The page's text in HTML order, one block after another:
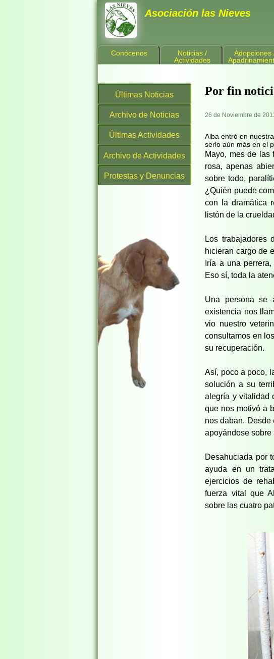
Asociación las Nieves
Conócenos
Noticias /
Actividades
Adopciones
Últimas Noticias
Archivo de Noticias
Últimas Actividades
Archivo de Actividades
Protestas y Denuncias
Por fin
26 de Noviembre de 2011
Alba entró en
serlo aún más en el
Mayo, mes de las
rosa, apenas
sobre todo,
¿Quién puede
con la dramática
listón de la
Los trabajadores
hicieran cargo de
Iría a una
Eso sí, toda la
Una persona se
existencia nos
vio nuestro
consultamos en
su recuperación.
Así, poco a poco,
solución a su
alegría y vitalidad
que nos motivó a
nos daban. Desde
apoyándose sobre
Desahuciada por
ayuda en un
ejercicios de
fuerza vital que
sobre las cuatro